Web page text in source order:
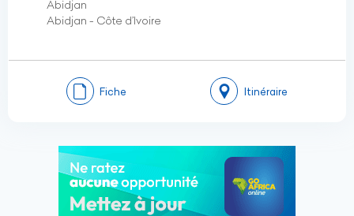
Abidjan
Abidjan - Côte d’Ivoire
Fiche Itinéraire